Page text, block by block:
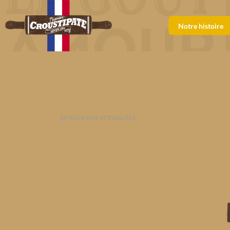
Notre histoire
RETOUR AUX ACTUALITÉS